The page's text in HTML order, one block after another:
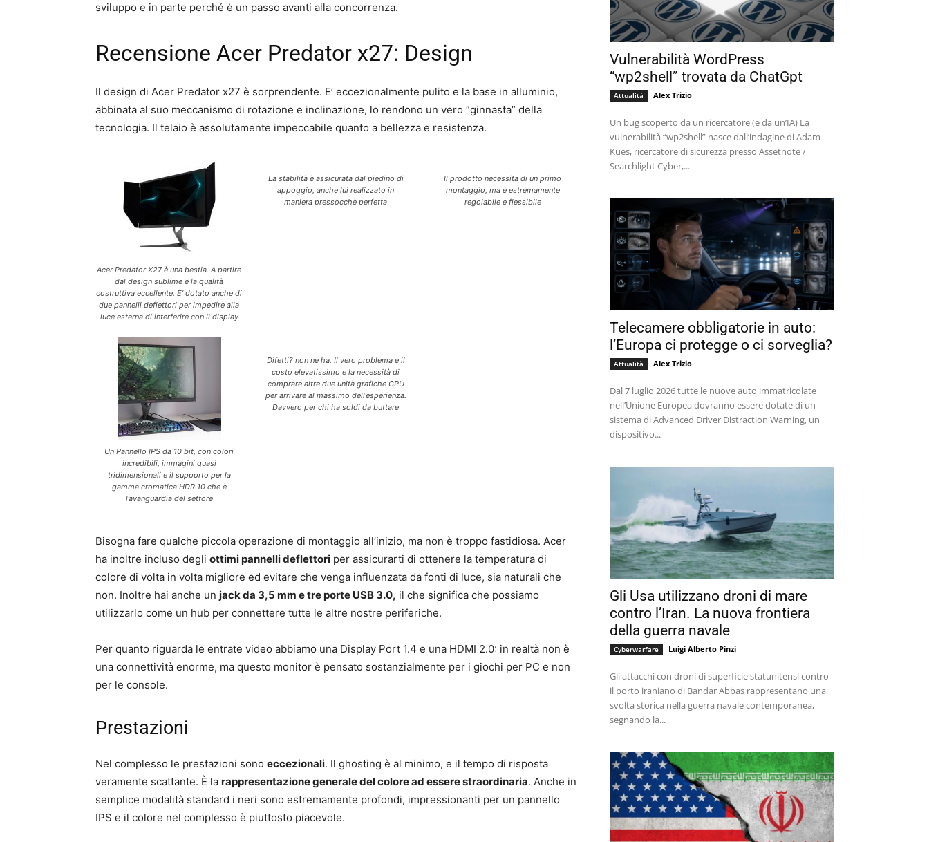
sviluppo e in parte perché è un passo avanti alla concorrenza.
Recensione Acer Predator x27: Design
Il design di Acer Predator x27 è sorprendente. E’ eccezionalmente pulito e la base in alluminio,
abbinata al suo meccanismo di rotazione e inclinazione, lo rendono un vero “ginnasta” della
tecnologia. Il telaio è assolutamente impeccabile quanto a bellezza e resistenza.
Acer Predator X27 è una bestia. A partire
dal design sublime e la qualità
costruttiva eccellente. E’ dotato anche di
due pannelli deflettori per impedire alla
luce esterna di interferire con il display
La stabilità è assicurata dal piedino di
appoggio, anche lui realizzato in
maniera pressocchè perfetta
Il prodotto necessita di un primo
montaggio, ma è estremamente
regolabile e flessibile
Un Pannello IPS da 10 bit, con colori
incredibili, immagini quasi
tridimensionali e il supporto per la
gamma cromatica HDR 10 che è
l’avanguardia del settore
Difetti? non ne ha. Il vero problema è il
costo elevatissimo e la necessità di
comprare altre due unità grafiche GPU
per arrivare al massimo dell’esperienza.
Davvero per chi ha soldi da buttare
Bisogna fare qualche piccola operazione di montaggio all’inizio, ma non è troppo fastidiosa. Acer
ha inoltre incluso degli ottimi pannelli deflettori per assicurarti di ottenere la temperatura di
colore di volta in volta migliore ed evitare che venga influenzata da fonti di luce, sia naturali che
non. Inoltre hai anche un jack da 3,5 mm e tre porte USB 3.0, il che significa che possiamo
utilizzarlo come un hub per connettere tutte le altre nostre periferiche.
Per quanto riguarda le entrate video abbiamo una Display Port 1.4 e una HDMI 2.0: in realtà non è
una connettività enorme, ma questo monitor è pensato sostanzialmente per i giochi per PC e non
per le console.
Prestazioni
Nel complesso le prestazioni sono eccezionali. Il ghosting è al minimo, e il tempo di risposta
veramente scattante. È la rappresentazione generale del colore ad essere straordinaria. Anche in
semplice modalità standard i neri sono estremamente profondi, impressionanti per un pannello
IPS e il colore nel complesso è piuttosto piacevole.
Vulnerabilità WordPress
“wp2shell” trovata da ChatGpt
Attualità Alex Trizio
Un bug scoperto da un ricercatore (e da un’IA) La
vulnerabilità “wp2shell” nasce dall’indagine di Adam
Kues, ricercatore di sicurezza presso Assetnote /
Searchlight Cyber,...
Telecamere obbligatorie in auto:
l’Europa ci protegge o ci sorveglia?
Attualità Alex Trizio
Dal 7 luglio 2026 tutte le nuove auto immatricolate
nell’Unione Europea dovranno essere dotate di un
sistema di Advanced Driver Distraction Warning, un
dispositivo...
Gli Usa utilizzano droni di mare
contro l’Iran. La nuova frontiera
della guerra navale
Cyberwarfare Luigi Alberto Pinzi
Gli attacchi con droni di superficie statunitensi contro
il porto iraniano di Bandar Abbas rappresentano una
svolta storica nella guerra navale contemporanea,
segnando la...